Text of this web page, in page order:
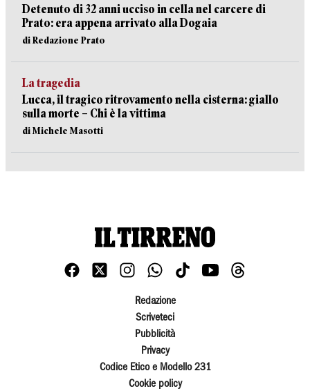
Detenuto di 32 anni ucciso in cella nel carcere di
Prato: era appena arrivato alla Dogaia
di Redazione Prato
La tragedia
Lucca, il tragico ritrovamento nella cisterna: giallo
sulla morte – Chi è la vittima
di Michele Masotti
Redazione
Scriveteci
Pubblicità
Privacy
Codice Etico e Modello 231
Cookie policy